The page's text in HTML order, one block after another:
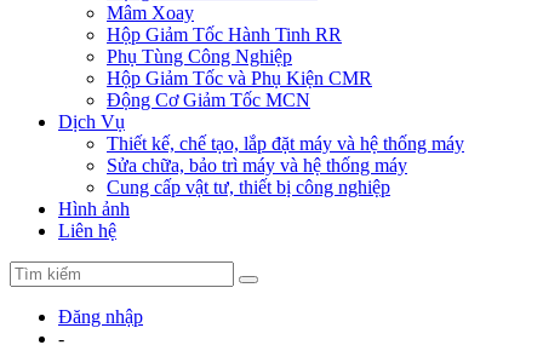
Mâm Xoay
Hộp Giảm Tốc Hành Tinh RR
Phụ Tùng Công Nghiệp
Hộp Giảm Tốc và Phụ Kiện CMR
Động Cơ Giảm Tốc MCN
Dịch Vụ
Thiết kế, chế tạo, lắp đặt máy và hệ thống máy
Sửa chữa, bảo trì máy và hệ thống máy
Cung cấp vật tư, thiết bị công nghiệp
Hình ảnh
Liên hệ
Đăng nhập
-